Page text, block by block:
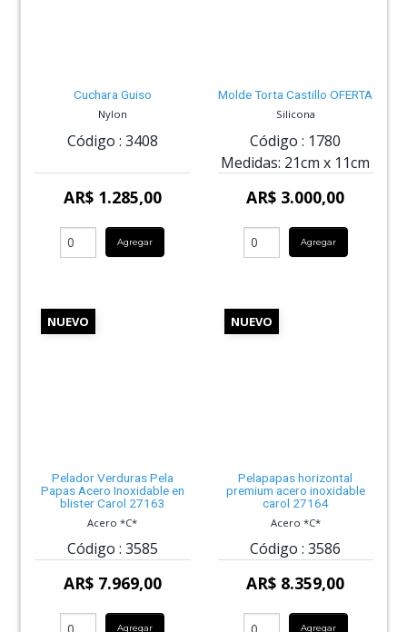
Cuchara Guiso
Nylon
Código : 3408
AR$ 1.285,00
Agregar
Molde Torta Castillo OFERTA
Silicona
Código : 1780
Medidas: 21cm x 11cm
AR$ 3.000,00
Agregar
NUEVO
Pelador Verduras Pela
Papas Acero Inoxidable en
blister Carol 27163
Acero *C*
Código : 3585
AR$ 7.969,00
Agregar
NUEVO
Pelapapas horizontal
premium acero inoxidable
carol 27164
Acero *C*
Código : 3586
AR$ 8.359,00
Agregar